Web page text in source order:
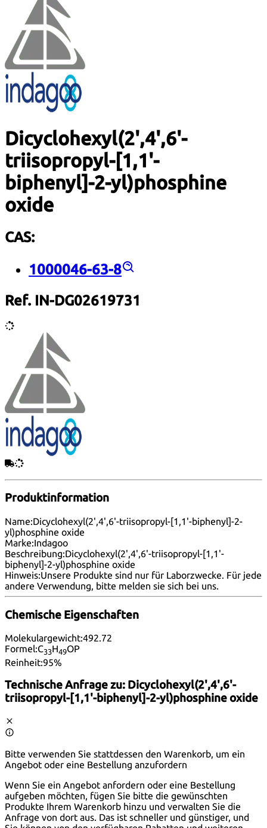
Dicyclohexyl(2',4',6'-
triisopropyl-[1,1'-
biphenyl]-2-yl)phosphine
oxide
CAS:
1000046-63-8
Ref. IN-DG02619731
Produktinformation
Name:Dicyclohexyl(2',4',6'-triisopropyl-[1,1'-biphenyl]-2-
yl)phosphine oxide
Marke:Indagoo
Beschreibung:Dicyclohexyl(2',4',6'-triisopropyl-[1,1'-
biphenyl]-2-yl)phosphine oxide
Hinweis:Unsere Produkte sind nur für Laborzwecke. Für jede
andere Verwendung, bitte melden sie sich bei uns.
Chemische Eigenschaften
Molekulargewicht:492.72
Formel:C33H49OP
Reinheit:95%
Technische Anfrage zu: Dicyclohexyl(2',4',6'-
triisopropyl-[1,1'-biphenyl]-2-yl)phosphine oxide
Bitte verwenden Sie stattdessen den Warenkorb, um ein
Angebot oder eine Bestellung anzufordern
Wenn Sie ein Angebot anfordern oder eine Bestellung
aufgeben möchten, fügen Sie bitte die gewünschten
Produkte Ihrem Warenkorb hinzu und verwalten Sie die
Anfrage von dort aus. Das ist schneller und günstiger, und